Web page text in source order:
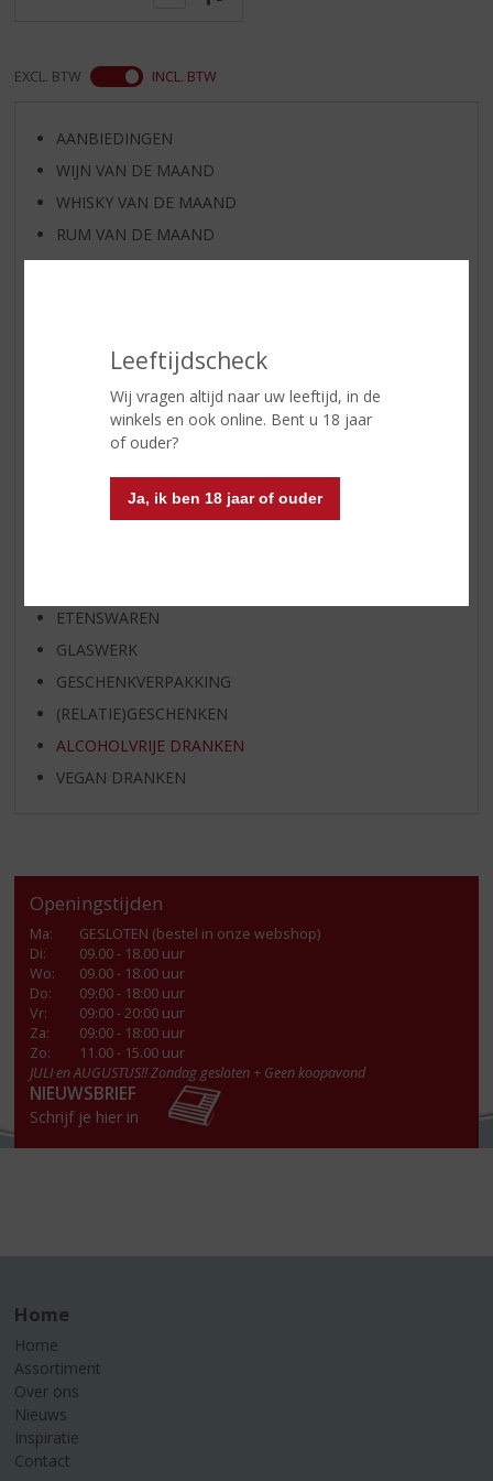
Leeftijdscheck
Wij vragen altijd naar uw leeftijd, in de
winkels en ook online. Bent u 18 jaar
of ouder?
Ja, ik ben 18 jaar of ouder
EXCL. BTW INCL. BTW
AANBIEDINGEN
WIJN VAN DE MAAND
WHISKY VAN DE MAAND
RUM VAN DE MAAND
BIER VAN DE MAAND
WHISKY
GEDISTILLEERD OVERIG
SHOTJES
ETENSWAREN
GLASWERK
GESCHENKVERPAKKING
(RELATIE)GESCHENKEN
ALCOHOLVRIJE DRANKEN
VEGAN DRANKEN
Openingstijden
Ma:
GESLOTEN (bestel in onze webshop)
Di:
09.00 - 18.00 uur
Wo:
09.00 - 18.00 uur
Do:
09:00 - 18:00 uur
Vr:
09:00 - 20:00 uur
Za:
09:00 - 18:00 uur
Zo:
11.00 - 15.00 uur
JULI en AUGUSTUS!! Zondag gesloten + Geen koopavond
NIEUWSBRIEF
Schrijf je hier in
Home
Home
Assortiment
Over ons
Nieuws
Inspiratie
Contact